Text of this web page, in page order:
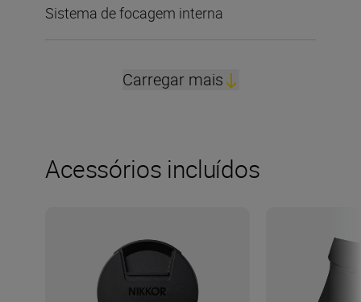
Sistema de focagem interna
Carregar mais
Acessórios incluídos